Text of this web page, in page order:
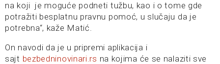
na koji je moguće podneti tužbu, kao i o tome gde
potražiti besplatnu pravnu pomoć, u slučaju da je
potrebna“, kaže Matić.
On navodi da je u pripremi aplikacija i
sajt bezbedninovinari.rs na kojima će se nalaziti sve